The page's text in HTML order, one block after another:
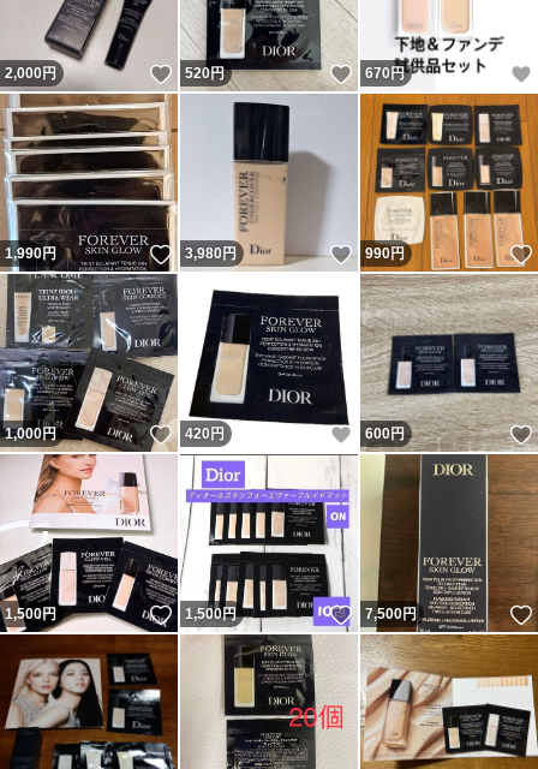
2,000円 いいね！
520円 いいね！
670 円
1,990円 いいね！
3,980 円 いいね！
990円
1,000円 いいね！
420 円 いいね！
600円
1,500円 いいね！
1,500円 いいね！
7,500円